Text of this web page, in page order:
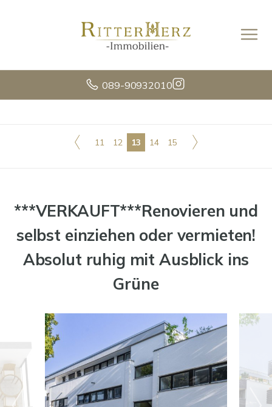
089-90932010
11 12 13 14 15
***VERKAUFT***Renovieren und
selbst einziehen oder vermieten!
Absolut ruhig mit Ausblick ins
Grüne